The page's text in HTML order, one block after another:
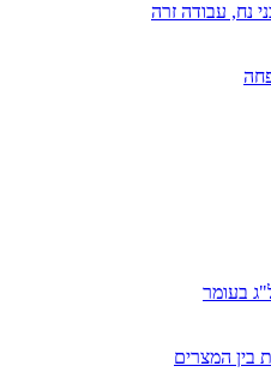
נח, עבודה זרה
בעומר
בין המצרים